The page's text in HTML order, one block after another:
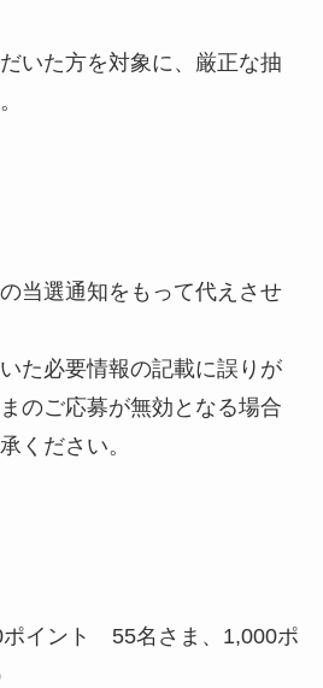
いた方を対象に、厳正な抽
当選通知をもって代えさせ
た必要情報の記載に誤りが
のご応募が無効となる場合
ください。
ポイント 55名さま、1,000ポ